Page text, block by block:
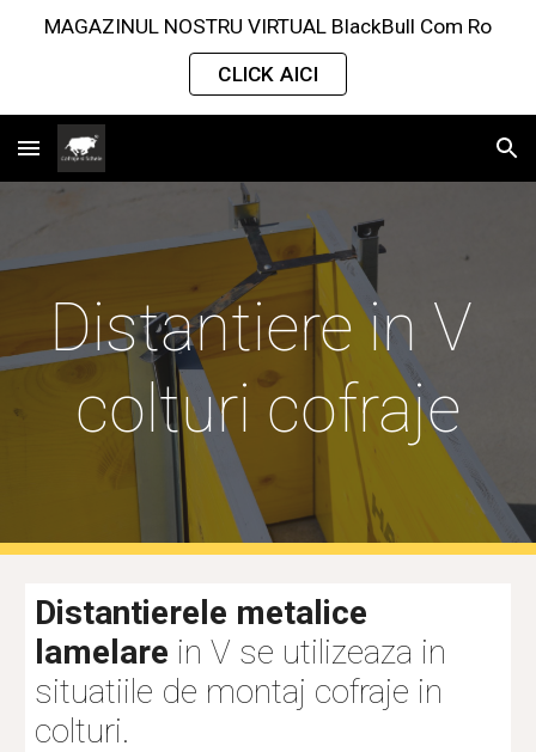
MAGAZINUL NOSTRU VIRTUAL BlackBull Com Ro
CLICK AICI
Distantiere in V
colturi cofraje
Distantierele metalice
lamelare in V se utilizeaza in
situatiile de montaj cofraje in
colturi.